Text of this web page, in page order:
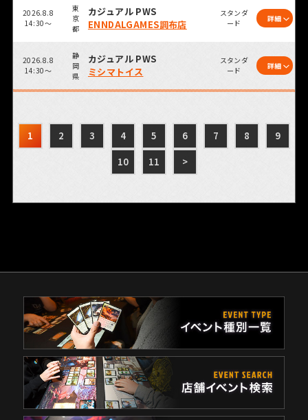
2026.8.8
14:30～
東
京
都
カジュアル PWS
ENNDALGAMES調布店
スタンダ
ード
詳細
2026.8.8
14:30～
静
岡
県
カジュアル PWS
ミシマトイス
スタンダ
ード
詳細
1 2 3 4 5 6 7 8
9
10
11 >